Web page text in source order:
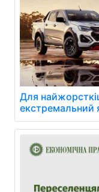
Для
екстремальний